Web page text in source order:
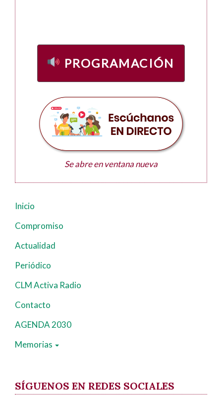
PROGRAMACIÓN
Se abre en ventana nueva
Navegación
principal
Inicio
Compromiso
Actualidad
Periódico
CLM Activa Radio
Contacto
AGENDA 2030
Memorias
SÍGUENOS EN REDES SOCIALES